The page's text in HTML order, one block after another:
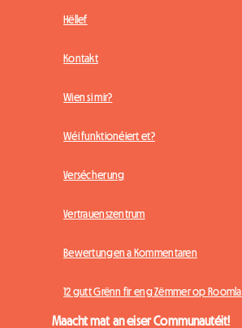
Hëllef
Kontakt
Wien si mir?
Wéi funktionéiert et?
Versécherung
Vertrauenszentrum
Bewertungen a Kommentaren
12 gutt Grënn fir eng Zëmmer op
Maacht mat an eiser Communautéit!